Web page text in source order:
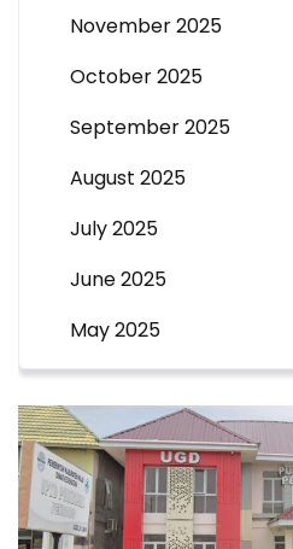
November 2025
October 2025
September 2025
August 2025
July 2025
June 2025
May 2025